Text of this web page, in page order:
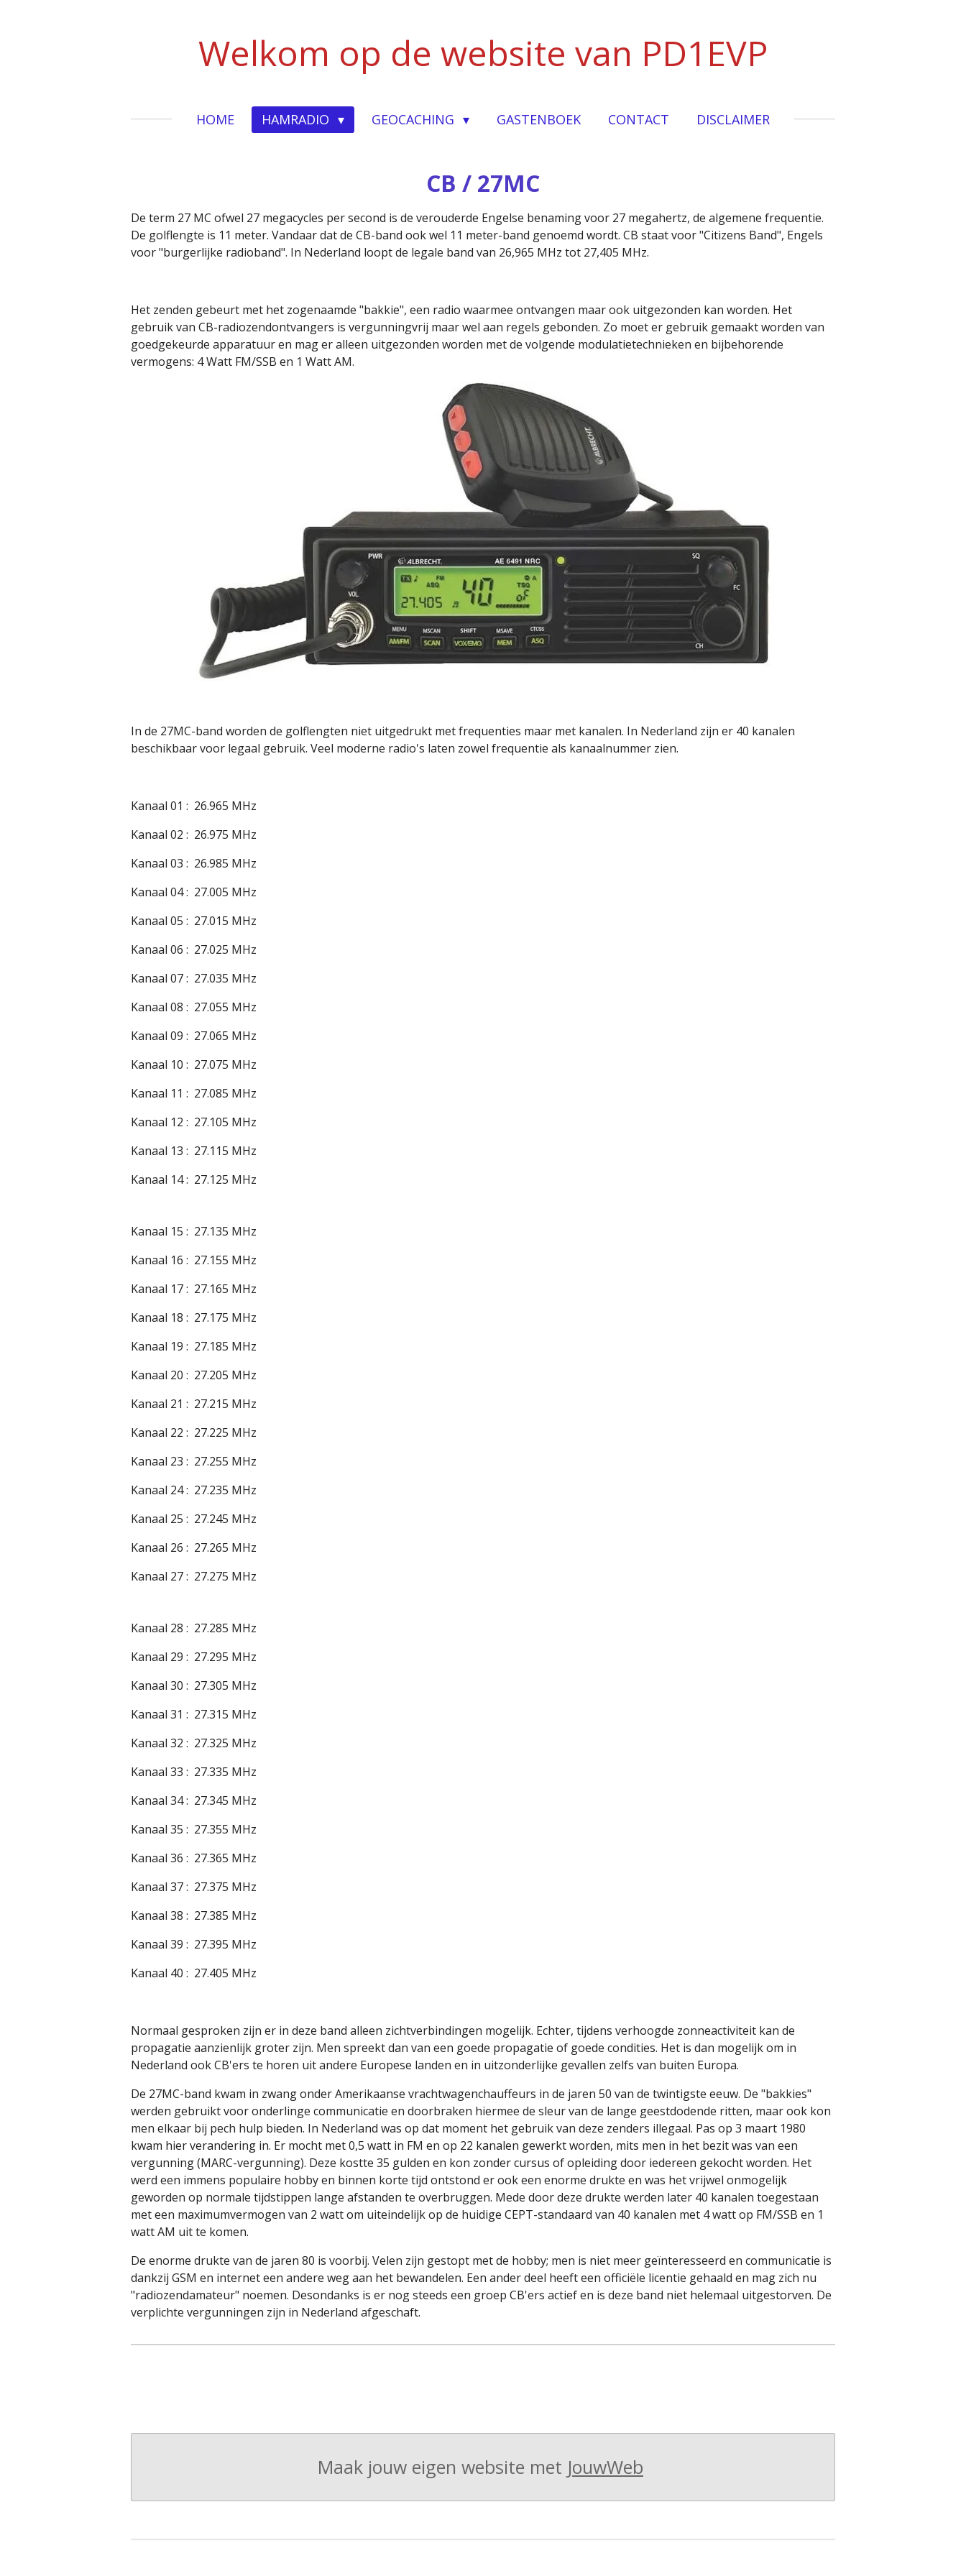
Welkom op de website van PD1EVP
HOME HAMRADIO GEOCACHING GASTENBOEK CONTACT DISCLAIMER
CB / 27MC
De term 27 MC ofwel 27 megacycles per second is de verouderde Engelse benaming voor 27 megahertz, de algemene frequentie.
De golflengte is 11 meter. Vandaar dat de CB-band ook wel 11 meter-band genoemd wordt. CB staat voor "Citizens Band", Engels
voor "burgerlijke radioband". In Nederland loopt de legale band van 26,965 MHz tot 27,405 MHz.
Het zenden gebeurt met het zogenaamde "bakkie", een radio waarmee ontvangen maar ook uitgezonden kan worden. Het
gebruik van CB-radiozendontvangers is vergunningvrij maar wel aan regels gebonden. Zo moet er gebruik gemaakt worden van
goedgekeurde apparatuur en mag er alleen uitgezonden worden met de volgende modulatietechnieken en bijbehorende
vermogens: 4 Watt FM/SSB en 1 Watt AM.
In de 27MC-band worden de golflengten niet uitgedrukt met frequenties maar met kanalen. In Nederland zijn er 40 kanalen
beschikbaar voor legaal gebruik. Veel moderne radio's laten zowel frequentie als kanaalnummer zien.
Kanaal 01 : 26.965 MHz
Kanaal 02 : 26.975 MHz
Kanaal 03 : 26.985 MHz
Kanaal 04 : 27.005 MHz
Kanaal 05 : 27.015 MHz
Kanaal 06 : 27.025 MHz
Kanaal 07 : 27.035 MHz
Kanaal 08 : 27.055 MHz
Kanaal 09 : 27.065 MHz
Kanaal 10 : 27.075 MHz
Kanaal 11 : 27.085 MHz
Kanaal 12 : 27.105 MHz
Kanaal 13 : 27.115 MHz
Kanaal 14 : 27.125 MHz
Kanaal 15 : 27.135 MHz
Kanaal 16 : 27.155 MHz
Kanaal 17 : 27.165 MHz
Kanaal 18 : 27.175 MHz
Kanaal 19 : 27.185 MHz
Kanaal 20 : 27.205 MHz
Kanaal 21 : 27.215 MHz
Kanaal 22 : 27.225 MHz
Kanaal 23 : 27.255 MHz
Kanaal 24 : 27.235 MHz
Kanaal 25 : 27.245 MHz
Kanaal 26 : 27.265 MHz
Kanaal 27 : 27.275 MHz
Kanaal 28 : 27.285 MHz
Kanaal 29 : 27.295 MHz
Kanaal 30 : 27.305 MHz
Kanaal 31 : 27.315 MHz
Kanaal 32 : 27.325 MHz
Kanaal 33 : 27.335 MHz
Kanaal 34 : 27.345 MHz
Kanaal 35 : 27.355 MHz
Kanaal 36 : 27.365 MHz
Kanaal 37 : 27.375 MHz
Kanaal 38 : 27.385 MHz
Kanaal 39 : 27.395 MHz
Kanaal 40 : 27.405 MHz
Normaal gesproken zijn er in deze band alleen zichtverbindingen mogelijk. Echter, tijdens verhoogde zonneactiviteit kan de
propagatie aanzienlijk groter zijn. Men spreekt dan van een goede propagatie of goede condities. Het is dan mogelijk om in
Nederland ook CB'ers te horen uit andere Europese landen en in uitzonderlijke gevallen zelfs van buiten Europa.
De 27MC-band kwam in zwang onder Amerikaanse vrachtwagenchauffeurs in de jaren 50 van de twintigste eeuw. De "bakkies"
werden gebruikt voor onderlinge communicatie en doorbraken hiermee de sleur van de lange geestdodende ritten, maar ook kon
men elkaar bij pech hulp bieden. In Nederland was op dat moment het gebruik van deze zenders illegaal. Pas op 3 maart 1980
kwam hier verandering in. Er mocht met 0,5 watt in FM en op 22 kanalen gewerkt worden, mits men in het bezit was van een
vergunning (MARC-vergunning). Deze kostte 35 gulden en kon zonder cursus of opleiding door iedereen gekocht worden. Het
werd een immens populaire hobby en binnen korte tijd ontstond er ook een enorme drukte en was het vrijwel onmogelijk
geworden op normale tijdstippen lange afstanden te overbruggen. Mede door deze drukte werden later 40 kanalen toegestaan
met een maximumvermogen van 2 watt om uiteindelijk op de huidige CEPT-standaard van 40 kanalen met 4 watt op FM/SSB en 1
watt AM uit te komen.
De enorme drukte van de jaren 80 is voorbij. Velen zijn gestopt met de hobby; men is niet meer geïnteresseerd en communicatie is
dankzij GSM en internet een andere weg aan het bewandelen. Een ander deel heeft een officiële licentie gehaald en mag zich nu
"radiozendamateur" noemen. Desondanks is er nog steeds een groep CB'ers actief en is deze band niet helemaal uitgestorven. De
verplichte vergunningen zijn in Nederland afgeschaft.
Maak jouw eigen website met JouwWeb